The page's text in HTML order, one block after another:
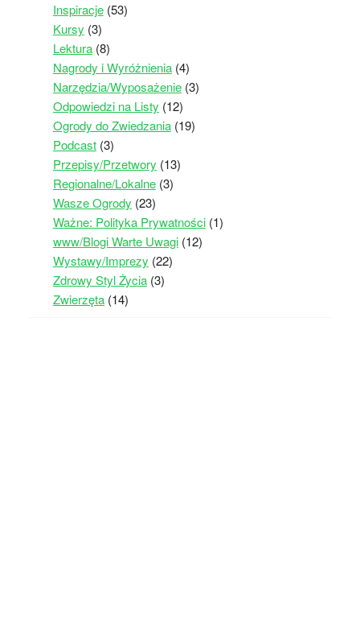
Inspiracje(53)
Kursy (3)
Lektura(8)
Nagrody i Wyróżnienia(4)
Narzędzia/Wyposażenie(3)
Odpowiedzi na Listy (12)
Ogrody do Zwiedzania(19)
Podcast(3)
Przepisy/Przetwory (13)
Regionalne/Lokalne(3)
Wasze Ogrody (23)
Ważne: Polityka Prywatności(1)
www/Blogi Warte Uwagi(12)
Wystawy/Imprezy (22)
Zdrowy Styl Życia(3)
Zwierzęta(14)